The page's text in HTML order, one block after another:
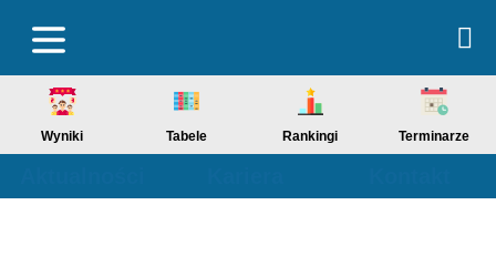
Wyniki Tabele Rankingi Terminarze